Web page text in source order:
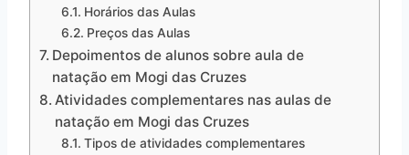
Horários das Aulas
Preços das Aulas
Depoimentos de alunos sobre aula de
natação em Mogi das Cruzes
Atividades complementares nas aulas de
natação em Mogi das Cruzes
Tipos de atividades complementares